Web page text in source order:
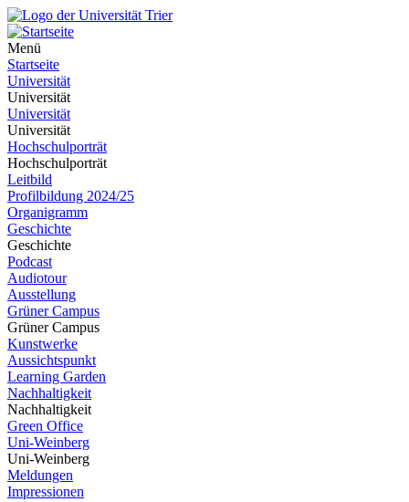
Menü
Startseite
Universität
Universität
Universität
Universität
Hochschulporträt
Hochschulporträt
Leitbild
Profilbildung 2024/25
Organigramm
Geschichte
Geschichte
Podcast
Audiotour
Ausstellung
Grüner Campus
Grüner Campus
Kunstwerke
Aussichtspunkt
Learning Garden
Nachhaltigkeit
Nachhaltigkeit
Green Office
Uni-Weinberg
Uni-Weinberg
Meldungen
Impressionen